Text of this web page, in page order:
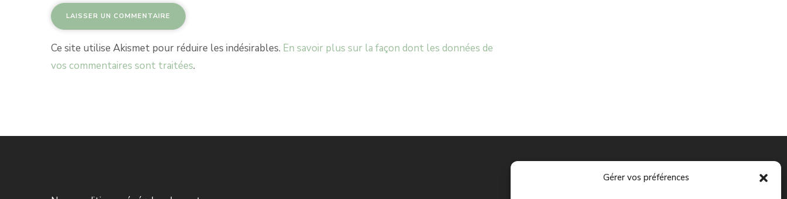
Gérer vos préférences
Ce site utilise Akismet pour réduire les indésirables. En savoir plus sur la façon dont les données de
vos commentaires sont traitées.